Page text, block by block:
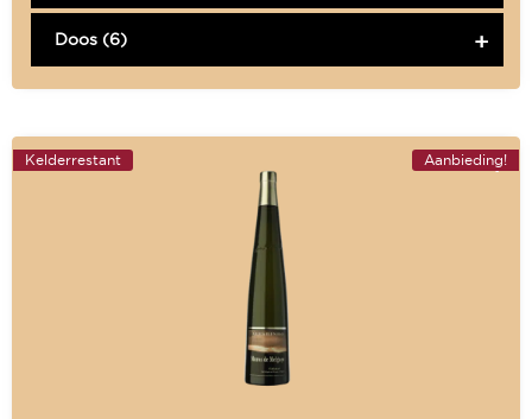
Doos (6)
Aanbieding!
Kelderrestant